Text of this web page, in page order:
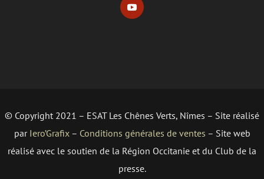
© Copyright 2021 – ESAT Les Chênes Verts, Nîmes – Site réalisé
par Iero’Grafix– Conditions générales de ventes – Site web
réalisé avec le soutien de la Région Occitanie et du Club de la
presse.